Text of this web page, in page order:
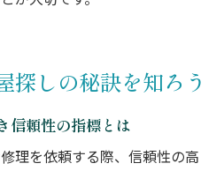
探しの秘訣を知ろう
信頼性の指標とは
理を依頼する際、信頼性の高